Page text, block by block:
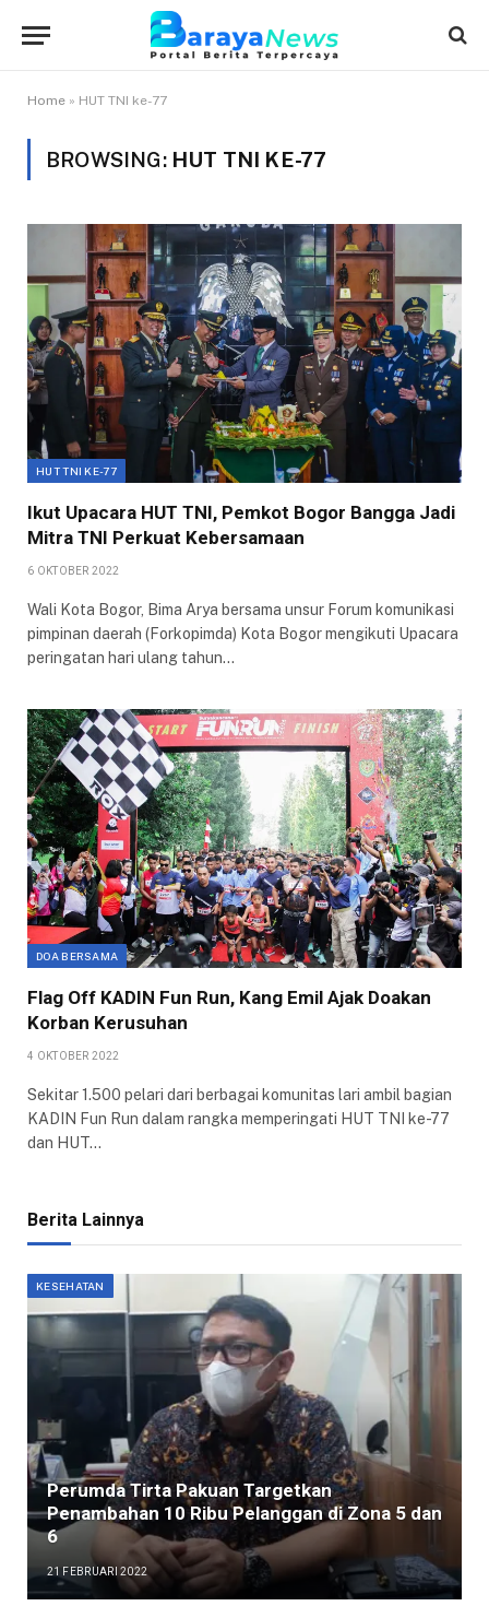
Home » HUT TNI ke-77
BROWSING: HUT TNI KE-77
HUT TNI KE-77
Ikut Upacara HUT TNI, Pemkot Bogor Bangga Jadi
Mitra TNI Perkuat Kebersamaan
6 OKTOBER 2022
Wali Kota Bogor, Bima Arya bersama unsur Forum komunikasi
pimpinan daerah (Forkopimda) Kota Bogor mengikuti Upacara
peringatan hari ulang tahun…
DOA BERSAMA
Flag Off KADIN Fun Run, Kang Emil Ajak Doakan
Korban Kerusuhan
4 OKTOBER 2022
Sekitar 1.500 pelari dari berbagai komunitas lari ambil bagian
KADIN Fun Run dalam rangka memperingati HUT TNI ke-77
dan HUT…
Berita Lainnya
KESEHATAN
Perumda Tirta Pakuan Targetkan
Penambahan 10 Ribu Pelanggan di Zona 5 dan
6
21 FEBRUARI 2022